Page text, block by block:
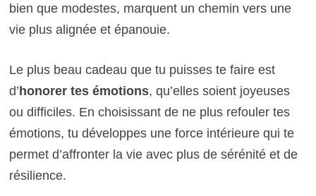
bien que modestes, marquent un chemin vers une
vie plus alignée et épanouie.
Le plus beau cadeau que tu puisses te faire est
d’honorer tes émotions, qu’elles soient joyeuses
ou difficiles. En choisissant de ne plus refouler tes
émotions, tu développes une force intérieure qui te
permet d’affronter la vie avec plus de sérénité et de
résilience.